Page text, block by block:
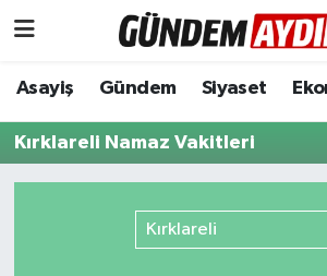
Asayiş Gündem Siyaset
Kırklareli Namaz Vakitleri
Kırklareli
Aydın Nöbetçi Eczaneler
Aydın Hava Durumu
Aydın Trafik Yoğunluk Haritası